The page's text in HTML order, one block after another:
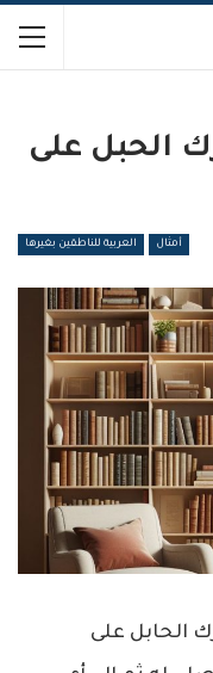
الحبل على
أمثال العربية للناطقين بغيرها
الحابل على